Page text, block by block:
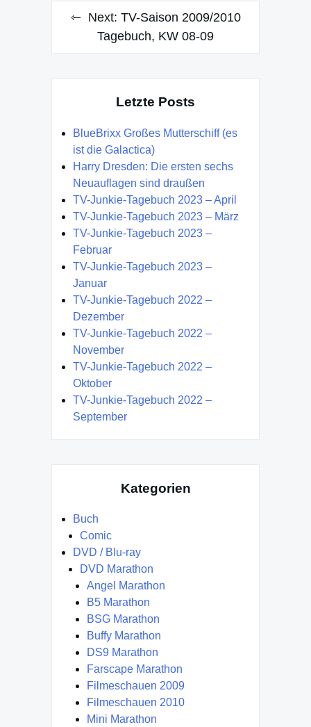
Next: TV-Saison 2009/2010
Tagebuch, KW 08-09
Letzte Posts
BlueBrixx Großes Mutterschiff (es
ist die Galactica)
Harry Dresden: Die ersten sechs
Neuauflagen sind draußen
TV-Junkie-Tagebuch 2023 – April
TV-Junkie-Tagebuch 2023 – März
TV-Junkie-Tagebuch 2023 –
Februar
TV-Junkie-Tagebuch 2023 –
Januar
TV-Junkie-Tagebuch 2022 –
Dezember
TV-Junkie-Tagebuch 2022 –
November
TV-Junkie-Tagebuch 2022 –
Oktober
TV-Junkie-Tagebuch 2022 –
September
Kategorien
Buch
Comic
DVD / Blu-ray
DVD Marathon
Angel Marathon
B5 Marathon
BSG Marathon
Buffy Marathon
DS9 Marathon
Farscape Marathon
Filmeschauen 2009
Filmeschauen 2010
Mini Marathon